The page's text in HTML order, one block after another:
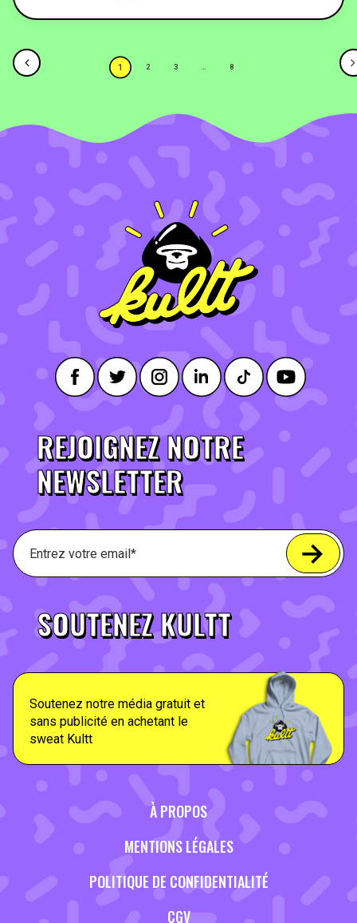
1 2 3 8
REJOIGNEZ NOTRE
NEWSLETTER
SOUTENEZ KULTT
Soutenez notre média gratuit et
sans publicité en achetant le
sweat Kultt
À PROPOS
MENTIONS LÉGALES
POLITIQUE DE CONFIDENTIALITÉ
CGV